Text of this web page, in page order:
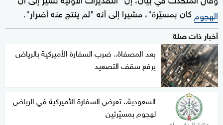
الهجومكان بمسيّرة"، مشيرا إلى أنه "لم ينتج عنه أضرار".
أخبار ذات صلة
بعد المصفاة.. ضرب السفارة الأميركية بالرياض
يرفع سقف التصعيد
السعودية.. تعرض السفارة الأميركية في الرياض
لهجوم بمسيّرتين